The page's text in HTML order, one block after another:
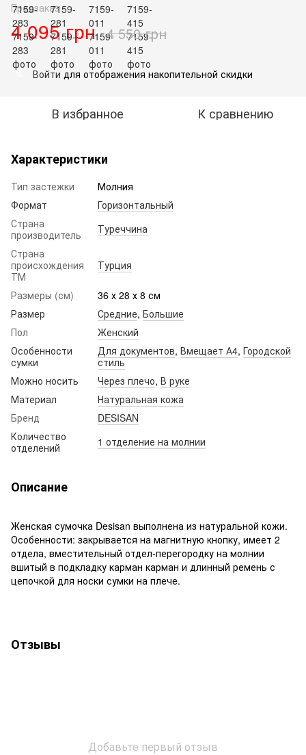
Предзаказ
4 095 грн 4 550 грн
% Войти для отображения накопительной скидки
В избранное К сравнению
Характеристики
Тип застежки
Молния
Формат
Горизонтальный
Страна
производитель
Туреччина
Страна
происхождения
ТМ
Турция
Размеры (см)
36 х 28 х 8 см
Размер
Средние, Большие
Пол
Женский
Особенности
сумки
Для документов, Вмещает А4, Городской
стиль
Можно носить
Через плечо, В руке
Материал
Натуральная кожа
Бренд
DESISAN
Количество
отделений
1 отделение на молнии
Описание
Женская сумочка Desisan выполнена из натуральной кожи.
Особенности: закрывается на магнитную кнопку, имеет 2
отдела, вместительный отдел-перегородку на молнии
вшитый в подкладку карман карман и длинный ремень с
цепочкой для носки сумки на плече.
Отзывы
Добавьте первый отзыв